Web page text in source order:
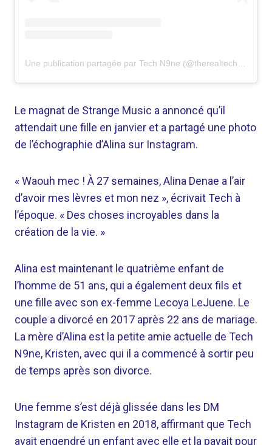
Le magnat de Strange Music a annoncé qu’il
attendait une fille en janvier et a partagé une photo
de l’échographie d’Alina sur Instagram.
« Waouh mec ! À 27 semaines, Alina Denae a l’air
d’avoir mes lèvres et mon nez », écrivait Tech à
l’époque. « Des choses incroyables dans la
création de la vie. »
Alina est maintenant le quatrième enfant de
l’homme de 51 ans, qui a également deux fils et
une fille avec son ex-femme Lecoya LeJuene. Le
couple a divorcé en 2017 après 22 ans de mariage.
La mère d’Alina est la petite amie actuelle de Tech
N9ne, Kristen, avec qui il a commencé à sortir peu
de temps après son divorce.
Une femme s’est déjà glissée dans les DM
Instagram de Kristen en 2018, affirmant que Tech
avait engendré un enfant avec elle et la payait pour